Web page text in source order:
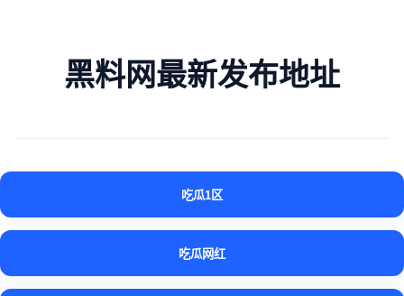
黑料网最新发布地址
吃瓜1区
吃瓜网红